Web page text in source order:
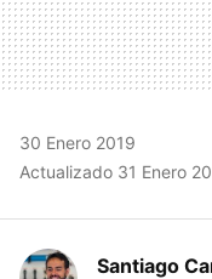
30 Enero 2019
Actualizado 31 Enero
Santiago